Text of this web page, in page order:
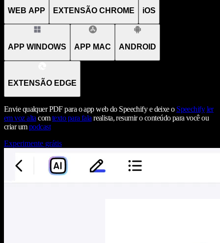
WEB APP EXTENSÃO CHROME iOS
APP WINDOWS APP MAC ANDROID
EXTENSÃO EDGE
Envie qualquer PDF para o app web do Speechify e deixe o Speechify ler
em voz alta comtexto para fala realista, resumir o conteúdo para você ou
criar umpodcast
Experimente grátis